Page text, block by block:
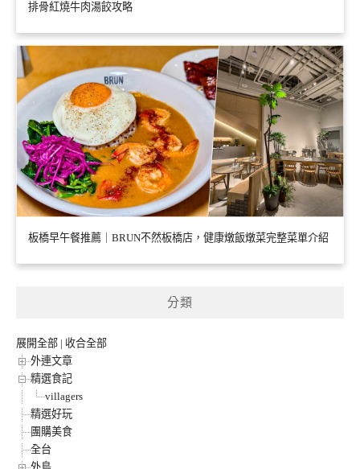
排骨紅燒牛肉湯餃攻略
板橋早午餐推薦｜BRUN不然板橋店，健康燉飯燉菜完整菜單介紹
分類
展開全部 | 收合全部
外連文章
精選食記
villagers
精選好玩
團購美食
全台